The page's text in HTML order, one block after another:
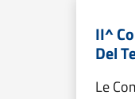
II^
Del
Le